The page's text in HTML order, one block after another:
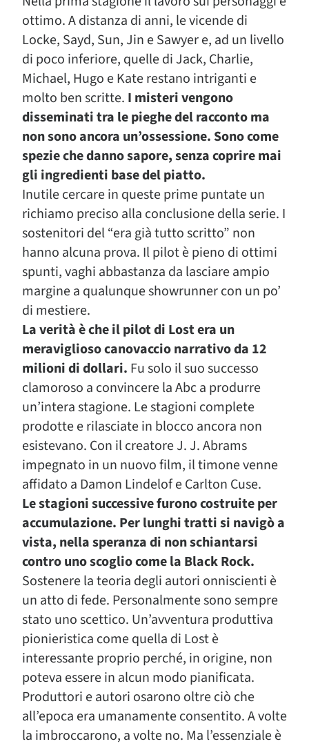
ottimo. A distanza di anni, le vicende di
Locke, Sayd, Sun, Jin e Sawyer e, ad un livello
di poco inferiore, quelle di Jack, Charlie,
Michael, Hugo e Kate restano intriganti e
molto ben scritte. I misteri vengono
disseminati tra le pieghe del racconto ma
non sono ancora un’ossessione. Sono come
spezie che danno sapore, senza coprire mai
gli ingredienti base del piatto.
Inutile cercare in queste prime puntate un
richiamo preciso alla conclusione della serie. I
sostenitori del “era già tutto scritto” non
hanno alcuna prova. Il pilot è pieno di ottimi
spunti, vaghi abbastanza da lasciare ampio
margine a qualunque showrunner con un po’
di mestiere.
La verità è che il pilot di Lost era un
meraviglioso canovaccio narrativo da 12
milioni di dollari. Fu solo il suo successo
clamoroso a convincere la Abc a produrre
un’intera stagione. Le stagioni complete
prodotte e rilasciate in blocco ancora non
esistevano. Con il creatore J. J. Abrams
impegnato in un nuovo film, il timone venne
affidato a Damon Lindelof e Carlton Cuse.
Le stagioni successive furono costruite per
accumulazione. Per lunghi tratti si navigò a
vista, nella speranza di non schiantarsi
contro uno scoglio come la Black Rock.
Sostenere la teoria degli autori onniscienti è
un atto di fede. Personalmente sono sempre
stato uno scettico. Un’avventura produttiva
pionieristica come quella di Lost è
interessante proprio perché, in origine, non
poteva essere in alcun modo pianificata.
Produttori e autori osarono oltre ciò che
all’epoca era umanamente consentito. A volte
la imbroccarono, a volte no. Ma l’essenziale è